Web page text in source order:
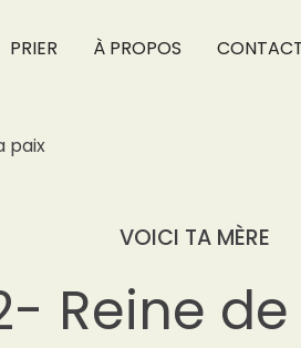
PRIER À PROPOS
paix
VOICI TA MÈRE
Reine